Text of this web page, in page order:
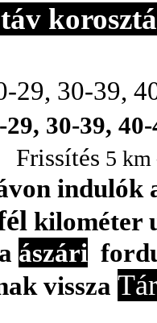
29, 30-39,
30-39,
Frissítés 5 km
indulók
kilométer
a ászári
vissza